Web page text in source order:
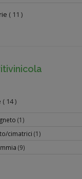
( 11 )
( 14 )
(1)
cimatrici (1)
(9)